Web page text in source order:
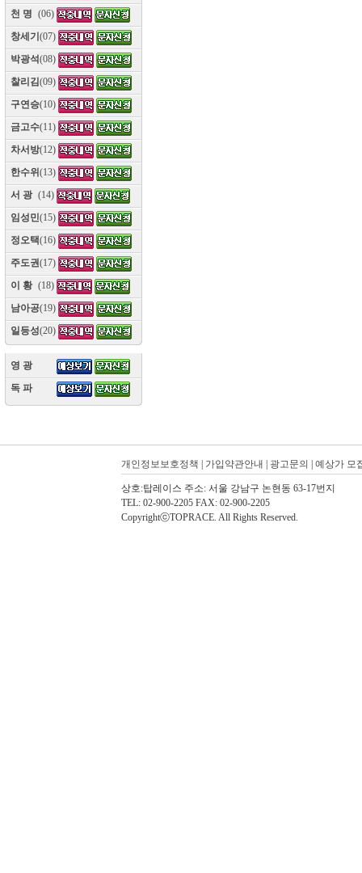
천 명 (06)
창세기 (07)
박광석(08)
찰리김(09)
구연승(10)
금고수(11)
차서방(12)
한수위 (13)
서 광 (14)
임성민(15)
정오택(16)
주도권(17)
이 황 (18)
남아공(19)
일등성(20)
영 광
독 파
개인정보보호정책 가입약관안내 광고문의 예상가 모
상호:탑레이스 주소: 서울 강남구 논현동 63-17번지
TEL: 02-900-2205 FAX: 02-900-2205
CopyrightⓒTOPRACE. All Rights Reserved.